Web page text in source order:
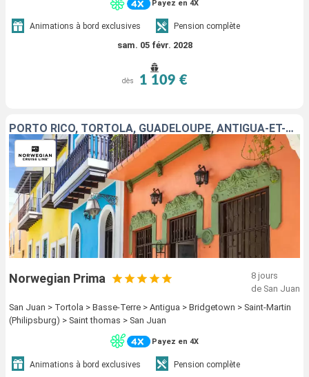
Payez en 4X
Animations à bord exclusives Pension complète
sam. 05 févr. 2028
dès 1 109 €
PORTO RICO, TORTOLA, GUADELOUPE, ANTIGUA-ET-BARBUDA, BARBADE, SAINT-MARTIN, SAINT-THOMAS
Norwegian Prima
8 jours
de San Juan
San Juan > Tortola > Basse-Terre > Antigua > Bridgetown > Saint-Martin
(Philipsburg) > Saint thomas > San Juan
Payez en 4X
Animations à bord exclusives Pension complète